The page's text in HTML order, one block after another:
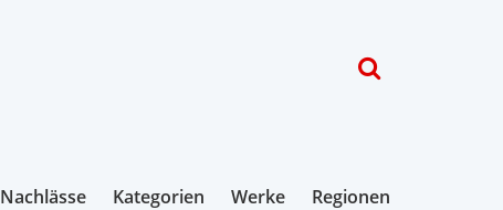
Nachlässe Kategorien Werke Regionen